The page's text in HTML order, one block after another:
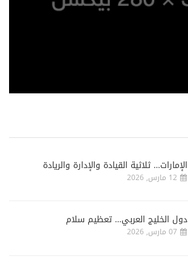
الإمارات… ثلاثية القيادة والإدارة والريادة
12 مارس, 2026
دول الخليج العربي… تعظيم سلام
07 مارس, 2026